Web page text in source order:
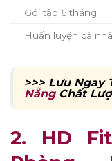
Gói tập 6 tháng
Huấn luyện cá
>>> Lưu Ngay
NẵngChất
2. HD